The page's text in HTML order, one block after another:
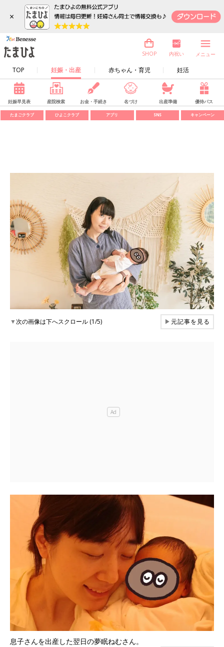
×
TOP 妊娠・出産 赤ちゃん・育児 妊活
SHOP 内祝い メニュー
妊娠早見表 産院検索 お金・手続き 名づけ 出産準備 優待パス
たまごクラブ ひよこクラブ アプリ SNS キャンペーン
▼次の画像は下へスクロール (1/5) ▶元記事を見る
息子さんを出産した翌日の夢眠ねむさん。